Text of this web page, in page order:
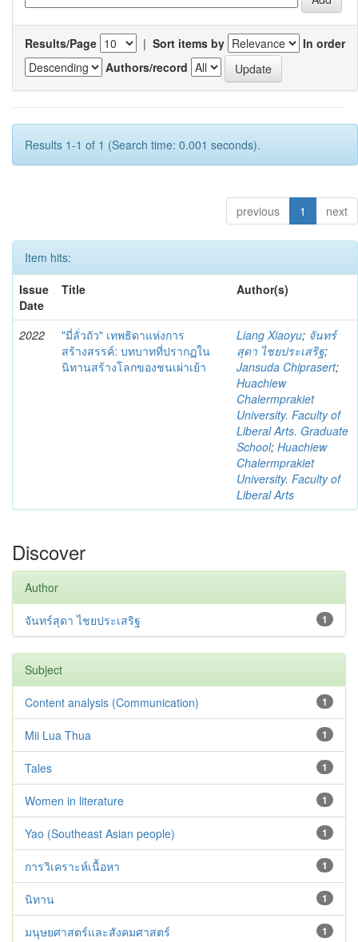
Results/Page | Sort items by
In order
Authors/record
Results 1-1 of 1 (Search time: 0.001 seconds).
previous 1 next
Item hits:
Issue
Date
Title Author(s)
2022
"มี่ลั่วถัว" เทพธิดาแห่งการ
สร้างสรรค์: บทบาทที่ปรากฏใน
นิทานสร้างโลกของชนเผ่าเย้า
Liang Xiaoyu; จันทร์
สุดา ไชยประเสริฐ;
Jansuda Chiprasert;
Huachiew
Chalermprakiet
University. Faculty of
Liberal Arts. Graduate
School; Huachiew
Chalermprakiet
University. Faculty of
Liberal Arts
Discover
Author
1
จันทร์สุดา ไชยประเสริฐ
Subject
1
Content analysis (Communication)
1
Mii Lua Thua
1
Tales
1
Women in literature
1
Yao (Southeast Asian people)
1
การวิเคราะห์เนื้อหา
1
นิทาน
1
มนุษยศาสตร์และสังคมศาสตร์